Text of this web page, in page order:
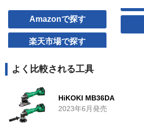
Amazonで探す
楽天市場で探す
よく比較される工具
HiKOKI MB36DA
2023年6月発売